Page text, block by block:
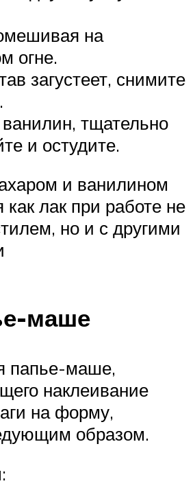
на
огне.
загустеет, снимите
тщательно
и остудите.
и ванилином
как лак при работе не
но и с другими
маше
папье-маше,
наклеивание
на форму,
образом.